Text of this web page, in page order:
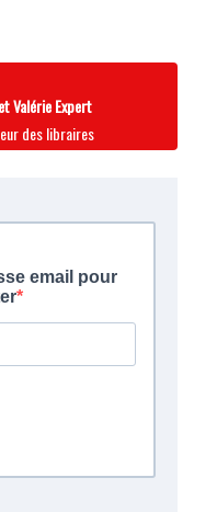
Valérie Expert
des libraires